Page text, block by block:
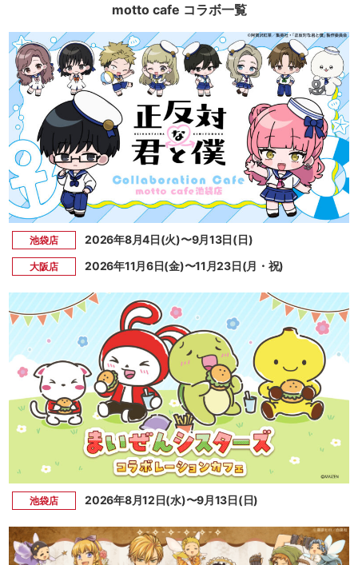
motto cafe コラボ一覧
池袋店 2026年8月4日(火)〜9月13日(日)
大阪店 2026年11月6日(金)〜11月23日(月・祝)
池袋店 2026年8月12日(水)〜9月13日(日)